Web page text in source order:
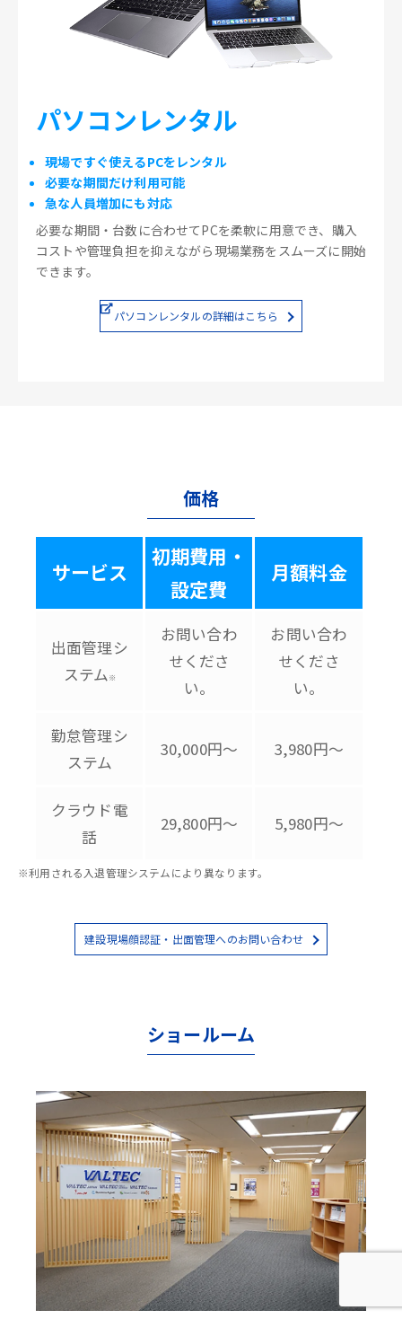
パソコンレンタル
現場ですぐ使えるPCをレンタル
必要な期間だけ利用可能
急な人員増加にも対応
必要な期間・台数に合わせてPCを柔軟に用意でき、購入
コストや管理負担を抑えながら現場業務をスムーズに開始
できます。
パソコンレンタルの詳細はこちら
価格
サービス
初期費用・
設定費
月額料金
出面管理シ
ステム ※
お問い合わ
せくださ
い。
お問い合わ
せくださ
い。
勤怠管理シ
ステム
30,000円～ 3,980円～
クラウド電
話
29,800円～ 5,980円～
※利用される入退管理システムにより異なります。
建設現場顔認証・出面管理へのお問い合わせ
ショールーム